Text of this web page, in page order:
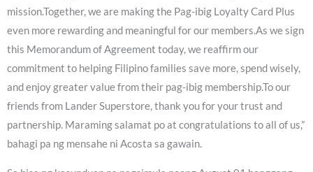
mission.Together, we are making the Pag-ibig Loyalty Card Plus
even more rewarding and meaningful for our members.As we sign
this Memorandum of Agreement today, we reaffirm our
commitment to helping Filipino families save more, spend wisely,
and enjoy greater value from their pag-ibig membership.To our
friends from Lander Superstore, thank you for your trust and
partnership. Maraming salamat po at congratulations to all of us,”
bahagi pa ng mensahe ni Acosta sa gawain.